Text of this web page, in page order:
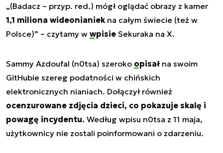
„(Badacz – przyp. red.) mógł oglądać obrazy z kamer
1,1 miliona wideonianiek na całym świecie (też w
Polsce)” – czytamy w wpisie Sekuraka na X.
Sammy Azdoufal (n0tsa) szeroko opisałna swoim
GitHubie szereg podatności w chińskich
elektronicznych nianiach. Dołączył również
ocenzurowane zdjęcia dzieci, co pokazuje skalę i
powagę incydentu. Według wpisu n0tsa z 11 maja,
użytkownicy nie zostali poinformowani o zdarzeniu.